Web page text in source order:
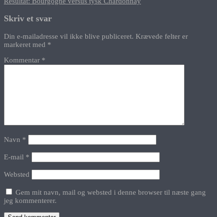
Skriv et svar
Din e-mailadresse vil ikke blive publiceret. Krævede felter er
markeret med *
Kommentar *
Navn *
E-mail *
Websted
Gem mit navn, mail og websted i denne browser til næste gang
jeg kommenterer.